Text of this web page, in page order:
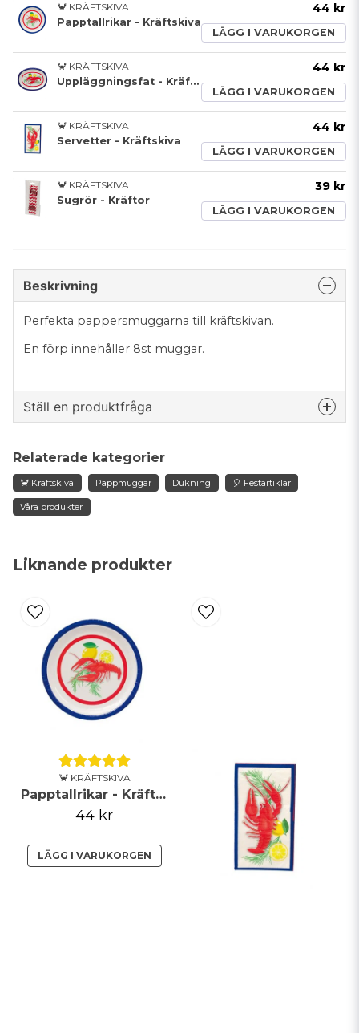
🦀 KRÄFTSKIVA
Papptallrikar - Kräftskiva
44 kr
LÄGG I VARUKORGEN
🦀 KRÄFTSKIVA
Uppläggningsfat - Kräftskiva
44 kr
LÄGG I VARUKORGEN
🦀 KRÄFTSKIVA
Servetter - Kräftskiva
44 kr
LÄGG I VARUKORGEN
🦀 KRÄFTSKIVA
Sugrör - Kräftor
39 kr
LÄGG I VARUKORGEN
Liknande produkter
🦀 KRÄFTSKIVA
Papptallrikar - Kräftskiva
44 kr
LÄGG I VARUKORGEN
Beskrivning
Perfekta pappersmuggarna till kräftskivan.
En förp innehåller 8st muggar.
Ställ en produktfråga
Fråga oss något om denna produkten...
Ja, ni får publicera min fråga
Relaterade kategorier
🦀 Kräftskiva Pappmuggar Dukning 🎈 Festartiklar
Våra produkter